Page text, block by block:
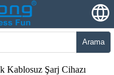
Arama
Kablosuz Şarj Cihazı